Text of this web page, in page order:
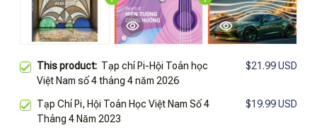
This product: Tạp chí Pi-Hội Toán học
Việt Nam số 4 tháng 4 năm 2026
$21.99 USD
Tạp Chí Pi, Hội Toán Học Việt Nam Số 4
Tháng 4 Năm 2023
$19.99 USD